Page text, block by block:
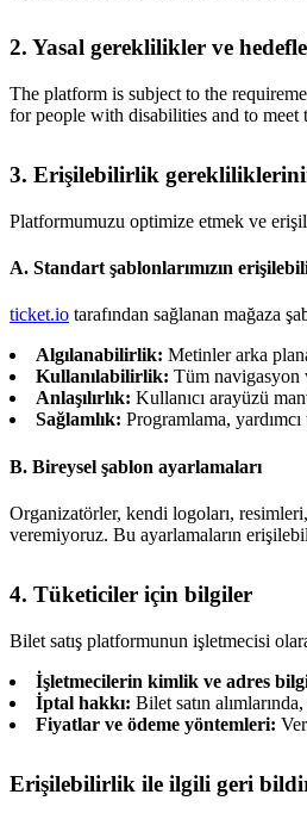
2. Yasal gereklilikler ve
The platform is subject to the
for people with disabilities and to meet
3. Erişilebilirlik
Platformumuzu optimize etmek ve
A. Standart şablonlarımızın
ticket.io tarafından sağlanan mağaza
Algılanabilirlik: Metinler arka
Kullanılabilirlik: Tüm navigasyon
Anlaşılırlık: Kullanıcı arayüzü
Sağlamlık: Programlama,
B. Bireysel şablon ayarlamaları
Organizatörler, kendi logoları,
veremiyoruz. Bu ayarlamaların
4. Tüketiciler için bilgiler
Bilet satış platformunun işletmecisi
İşletmecilerin kimlik ve adres
İptal hakkı: Bilet satın
Fiyatlar ve ödeme yöntemleri:
Erişilebilirlik ile ilgili geri